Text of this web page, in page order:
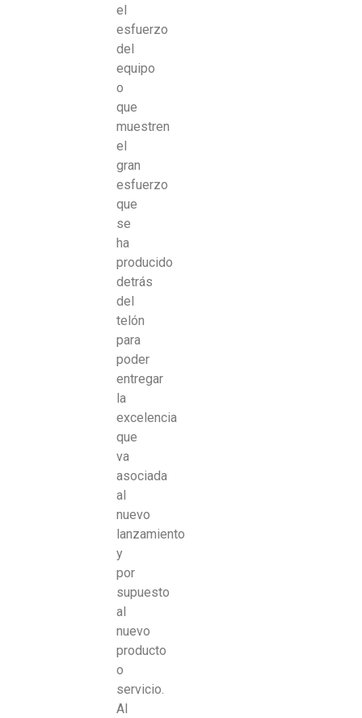
el
esfuerzo
del
equipo
o
que
muestren
el
gran
esfuerzo
que
se
ha
producido
detrás
del
telón
para
poder
entregar
la
excelencia
que
va
asociada
al
nuevo
lanzamiento
y
por
supuesto
al
nuevo
producto
o
servicio.
Al